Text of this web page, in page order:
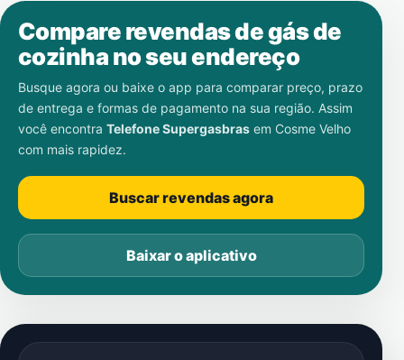
Compare revendas de gás de
cozinha no seu endereço
Busque agora ou baixe o app para comparar preço, prazo
de entrega e formas de pagamento na sua região. Assim
você encontra Telefone Supergasbras em Cosme Velho
com mais rapidez.
Buscar revendas agora
Baixar o aplicativo